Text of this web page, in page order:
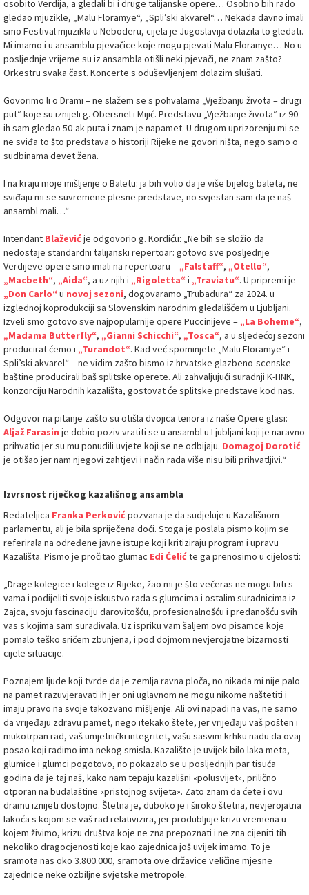
osobito Verdija, a gledali bi i druge talijanske opere… Osobno bih rado
gledao mjuzikle, „Malu Floramye“, „Spli’ski akvarel“… Nekada davno imali
smo Festival mjuzikla u Neboderu, cijela je Jugoslavija dolazila to gledati.
Mi imamo i u ansamblu pjevačice koje mogu pjevati Malu Floramye… No u
posljednje vrijeme su iz ansambla otišli neki pjevači, ne znam zašto?
Orkestru svaka čast. Koncerte s oduševljenjem dolazim slušati.
Govorimo li o Drami – ne slažem se s pohvalama „Vježbanju života – drugi
put“ koje su iznijeli g. Obersnel i Mijić. Predstavu „Vježbanje života“ iz 90-
ih sam gledao 50-ak puta i znam je napamet. U drugom uprizorenju mi se
ne sviđa to što predstava o historiji Rijeke ne govori ništa, nego samo o
sudbinama devet žena.
I na kraju moje mišljenje o Baletu: ja bih volio da je više bijelog baleta, ne
sviđaju mi se suvremene plesne predstave, no svjestan sam da je naš
ansambl mali…“
Intendant Blaževićje odgovorio g. Kordiću: „Ne bih se složio da
nedostaje standardni talijanski repertoar: gotovo sve posljednje
Verdijeve opere smo imali na repertoaru – „Falstaff“, „Otello“,
„Macbeth“, „Aida“, a uz njih i „Rigoletta“ i „Traviatu“. U pripremi je
„Don Carlo“ u novoj sezoni, dogovaramo „Trubadura“ za 2024. u
izglednoj koprodukciji sa Slovenskim narodnim gledališčem u Ljubljani.
Izveli smo gotovo sve najpopularnije opere Puccinijeve – „La Boheme“,
„Madama Butterfly“, „Gianni Schicchi“, „Tosca“, a u sljedećoj sezoni
producirat ćemo i „Turandot“. Kad već spominjete „Malu Floramye“ i
Spli’ski akvarel“ – ne vidim zašto bismo iz hrvatske glazbeno-scenske
baštine producirali baš splitske operete. Ali zahvaljujući suradnji K-HNK,
konzorciju Narodnih kazališta, gostovat će splitske predstave kod nas.
Odgovor na pitanje zašto su otišla dvojica tenora iz naše Opere glasi:
Aljaž Farasin je dobio poziv vratiti se u ansambl u Ljubljani koji je naravno
prihvatio jer su mu ponudili uvjete koji se ne odbijaju. Domagoj Dorotić
je otišao jer nam njegovi zahtjevi i način rada više nisu bili prihvatljivi.“
Izvrsnost riječkog kazališnog ansambla
Redateljica Franka Perkovićpozvana je da sudjeluje u Kazališnom
parlamentu, ali je bila spriječena doći. Stoga je poslala pismo kojim se
referirala na određene javne istupe koji kritiziraju program i upravu
Kazališta. Pismo je pročitao glumac Edi Ćelićte ga prenosimo u cijelosti:
„Drage kolegice i kolege iz Rijeke, žao mi je što večeras ne mogu biti s
vama i podijeliti svoje iskustvo rada s glumcima i ostalim suradnicima iz
Zajca, svoju fascinaciju darovitošću, profesionalnošću i predanošću svih
vas s kojima sam surađivala. Uz ispriku vam šaljem ovo pisamce koje
pomalo teško sričem zbunjena, i pod dojmom nevjerojatne bizarnosti
cijele situacije.
Poznajem ljude koji tvrde da je zemlja ravna ploča, no nikada mi nije palo
na pamet razuvjeravati ih jer oni uglavnom ne mogu nikome naštetiti i
imaju pravo na svoje takozvano mišljenje. Ali ovi napadi na vas, ne samo
da vrijeđaju zdravu pamet, nego itekako štete, jer vrijeđaju vaš pošten i
mukotrpan rad, vaš umjetnički integritet, vašu sasvim krhku nadu da ovaj
posao koji radimo ima nekog smisla. Kazalište je uvijek bilo laka meta,
glumice i glumci pogotovo, no pokazalo se u posljednjih par tisuća
godina da je taj naš, kako nam tepaju kazališni «polusvijet», prilično
otporan na budalaštine «pristojnog svijeta». Zato znam da ćete i ovu
dramu iznijeti dostojno. Štetna je, duboko je i široko štetna, nevjerojatna
lakoća s kojom se vaš rad relativizira, jer produbljuje krizu vremena u
kojem živimo, krizu društva koje ne zna prepoznati i ne zna cijeniti tih
nekoliko dragocjenosti koje kao zajednica još uvijek imamo. To je
sramota nas oko 3.800.000, sramota ove državice veličine mjesne
zajednice neke ozbiljne svjetske metropole.